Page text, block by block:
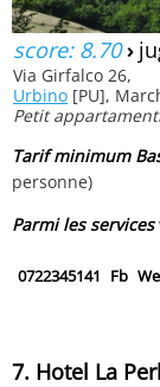
score: 8.70›
Via Girfalco 26,
Urbino [PU],
Petit
Tarif minimum
personne)
Parmi les services
0722345141 Fb
7. Hotel La